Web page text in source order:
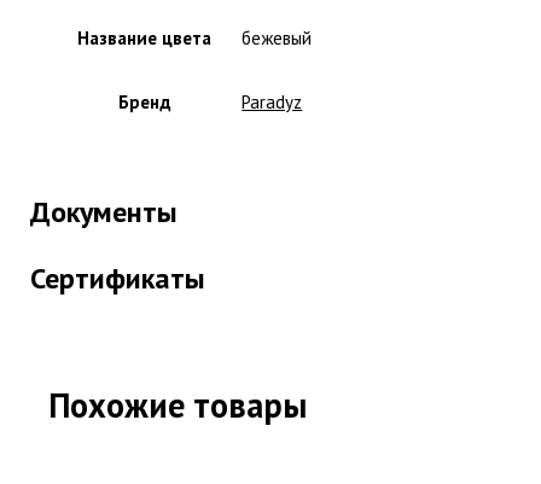
Название цвета бежевый
Бренд Paradyz
Документы
Сертификаты
Похожие товары